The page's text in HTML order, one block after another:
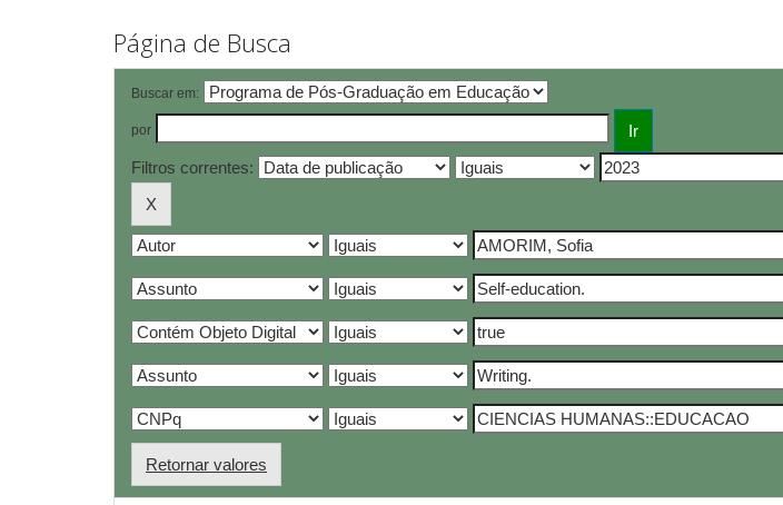
Página de Busca
Buscar em:
por
Filtros correntes:
Retornar valores